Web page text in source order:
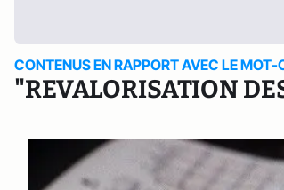
CONTENUS EN RAPPORT AVEC LE MOT-
"REVALORISATION